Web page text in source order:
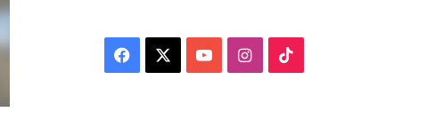
Facebook YouTubeInstagram
TikTok